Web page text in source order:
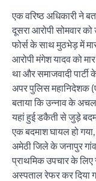
एक वरिष्ठ अधिकारी ने
दूसरा आरोपी सोमवार
फोर्स के साथ मुठभेड़ में
आरोपी मंगेश यादव को
था और समाजवादी
अपर पुलिस महानिदेशक
बताया कि उन्नाव के
यहां हुई डकैती से जुड़े
एक बदमाश घायल हो
अमेठी जिले के जनापुर
प्राथमिक उपचार के
अस्पताल रेफर कर दिया